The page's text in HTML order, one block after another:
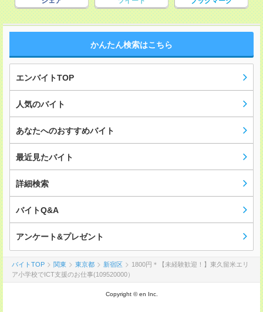
かんたん検索はこちら
エンバイトTOP
人気のバイト
あなたへのおすすめバイト
最近見たバイト
詳細検索
バイトQ&A
アンケート&プレゼント
バイトTOP 関東 東京都 新宿区
1800円＊【未経験歓迎！】東久留米エリ
ア小学校でICT支援のお仕事(109520000）
Copyright © en Inc.